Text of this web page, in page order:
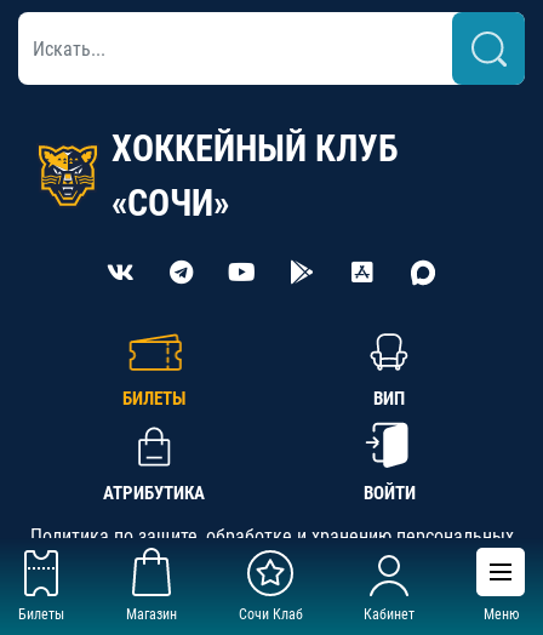
Билеты Магазин Сочи Клаб Кабинет Меню
ХОККЕЙНЫЙ КЛУБ
«СОЧИ»
БИЛЕТЫ ВИП
АТРИБУТИКА ВОЙТИ
Политика по защите, обработке и хранению персональных
данных
АНО «СК «Кубань-Регион», ОГРН 1142300002349,